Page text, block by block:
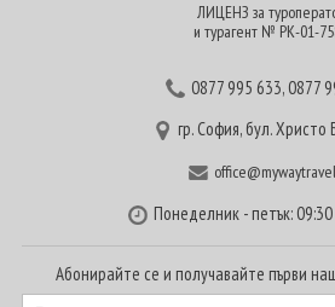
ЛИЦЕНЗ за
и турагент № РК-01-
0877 995 633,0877
гр. София, бул. Христо
Понеделник - петък:
Абонирайте се и получавайте първи